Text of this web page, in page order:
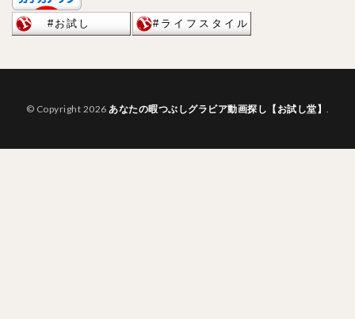
© Copyright 2026 あなたの暇つぶしグラビア動画探し【お試し堂】